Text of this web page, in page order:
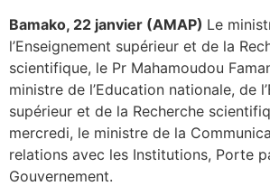
Bamako, 22 janvier (AMAP) Le
l’Enseignement supérieur et de la
scientifique, le Pr Mahamoudou
ministre de l’Education nationale, de
supérieur et de la Recherche
mercredi, le ministre de la
relations avec les Institutions, Porte
Gouvernement.